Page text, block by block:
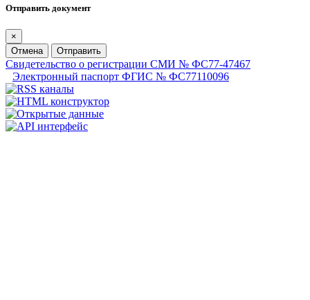
Отправить документ
×
Отмена
Отправить
Свидетельство о регистрации СМИ № ФС77-47467
Электронный паспорт ФГИС № ФС77110096